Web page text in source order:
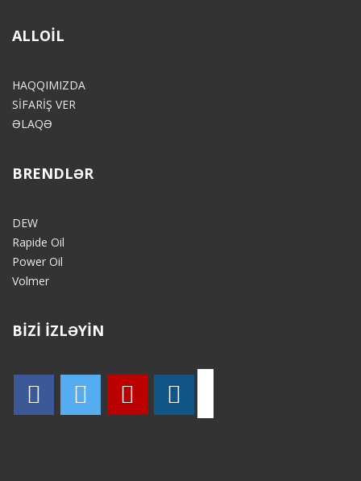
ALLOIL
HAQQIMIZDA
SİFARİŞ VER
ƏLAQƏ
BRENDLƏR
DEW
Rapide Oil
Power Oil
Volmer
BİZİ İZLƏYİN